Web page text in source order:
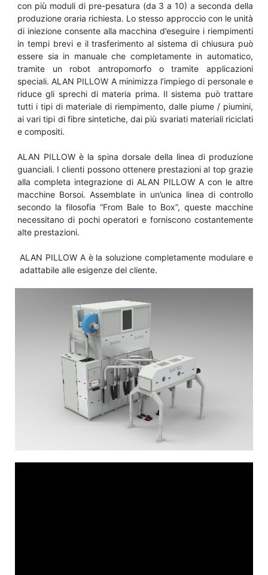
con più moduli di pre-pesatura (da 3 a 10) a seconda della
produzione oraria richiesta. Lo stesso approccio con le unità
di iniezione consente alla macchina d’eseguire i riempimenti
in tempi brevi e il trasferimento al sistema di chiusura può
essere sia in manuale che completamente in automatico,
tramite un robot antropomorfo o tramite applicazioni
speciali. ALAN PILLOW A minimizza l’impiego di personale e
riduce gli sprechi di materia prima. Il sistema può trattare
tutti i tipi di materiale di riempimento, dalle piume / piumini,
ai vari tipi di fibre sintetiche, dai più svariati materiali riciclati
e compositi.
ALAN PILLOW è la spina dorsale della linea di produzione
guanciali. I clienti possono ottenere prestazioni al top grazie
alla completa integrazione di ALAN PILLOW A con le altre
macchine Borsoi. Assemblate in un’unica linea di controllo
secondo la filosofia “From Bale to Box”, queste macchine
necessitano di pochi operatori e forniscono costantemente
alte prestazioni.
ALAN PILLOW A è la soluzione completamente modulare e
adattabile alle esigenze del cliente.